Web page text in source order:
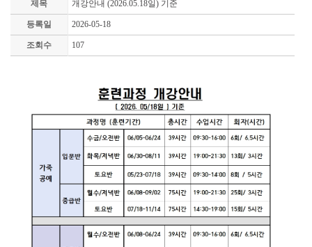
제목 개강안내 (2026.05.18일) 기준
등록일 2026-05-18
조회수 107